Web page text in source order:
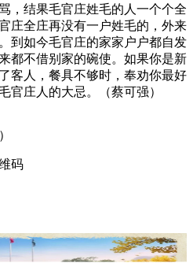
，结果毛官庄姓毛的人一个个全
庄全庄再没有一户姓毛的，外来
到如今毛官庄的家家户户都自发
都不借别家的碗使。如果你是新
客人，餐具不够时，奉劝你最好
官庄人的大忌。（蔡可强）
码